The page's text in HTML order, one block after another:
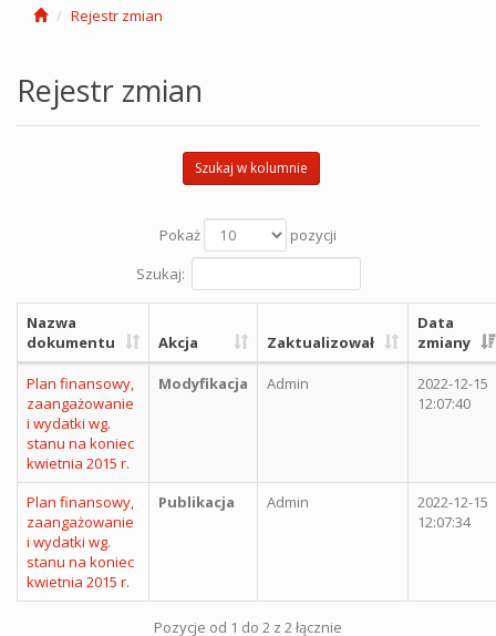
Rejestr zmian
Rejestr zmian
Szukaj w kolumnie
Pokaż
pozycji
Szukaj:
Nazwa
dokumentu
Akcja Zaktualizował
Data
zmiany
Plan finansowy,
zaangażowanie
i wydatki wg.
stanu na koniec
kwietnia 2015 r.
Modyfikacja Admin
2022-12-15
12:07:40
Plan finansowy,
zaangażowanie
i wydatki wg.
stanu na koniec
kwietnia 2015 r.
Publikacja Admin
2022-12-15
12:07:34
Pozycje od 1 do 2 z 2 łącznie